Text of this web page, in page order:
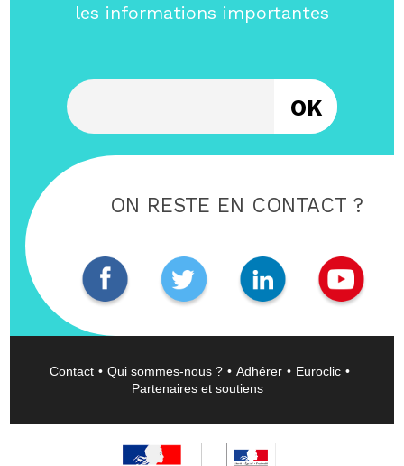
les informations importantes
ON RESTE EN CONTACT ?
Contact Qui sommes-nous ? Adhérer
Euroclic
Partenaires et soutiens